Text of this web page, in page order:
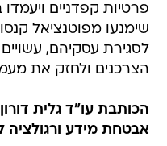
פרטיות קפדניים
שימנעו מפוטנציאל
לסגירת עסקיהם,
הצרכנים ולחזק את
הכותבת עו"ד גלית
אבטחת מידע ורגולציה